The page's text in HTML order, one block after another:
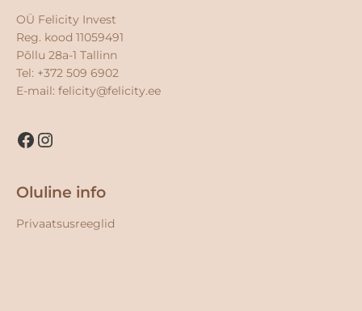
OÜ Felicity Invest
Reg. kood 11059491
Põllu 28a-1 Tallinn
Tel: +372 509 6902
E-mail: felicity@felicity.ee
Oluline info
Privaatsusreeglid